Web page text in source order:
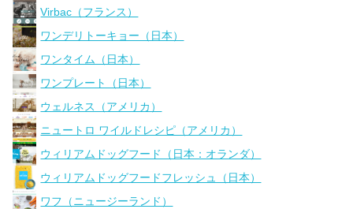
Virbac（フランス）
ワンデリトーキョー（日本）
ワンタイム（日本）
ワンプレート（日本）
ウェルネス（アメリカ）
ニュートロ ワイルドレシピ（アメリカ）
ウィリアムドッグフード（日本：オランダ）
ウィリアムドッグフードフレッシュ（日本）
ワフ（ニュージーランド）